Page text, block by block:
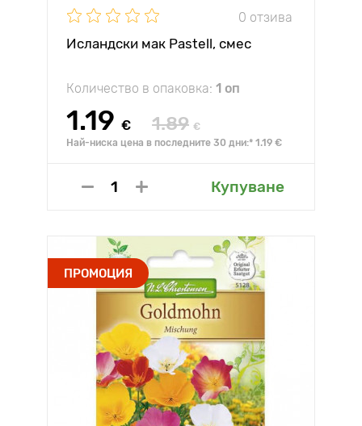
0 отзива
Исландски мак Pastell, смес
Количество в опаковка: 1 оп
1.19 € 1.89 €
Най-ниска цена в последните 30 дни:* 1.19 €
Купуване
ПРОМОЦИЯ